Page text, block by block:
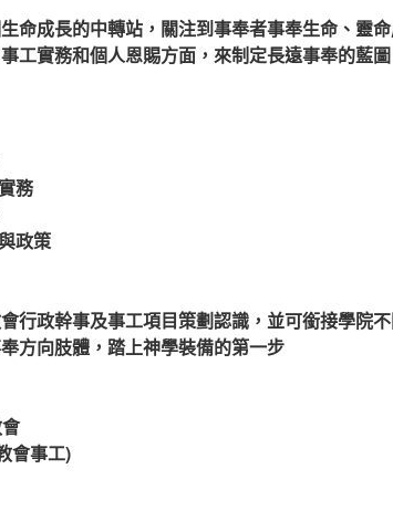
命成長的中轉站，關注到事奉者事奉生命、靈
工實務和個人恩賜方面，來制定長遠事奉的藍
務
政策
行政幹事及事工項目策劃認識，並可銜接學院
方向肢體，踏上神學裝備的第一步
會事工)